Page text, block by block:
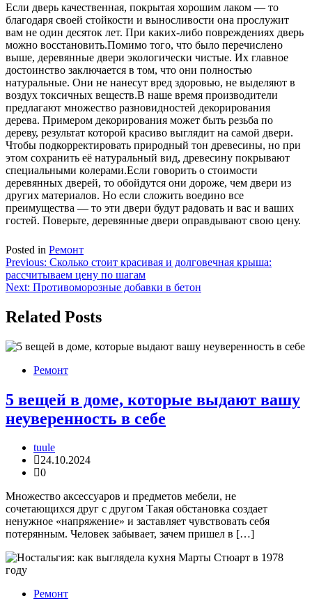
Если дверь качественная, покрытая хорошим лаком — то
благодаря своей стойкости и выносливости она прослужит
вам не один десяток лет. При каких-либо повреждениях дверь
можно восстановить.Помимо того, что было перечислено
выше, деревянные двери экологически чистые. Их главное
достоинство заключается в том, что они полностью
натуральные. Они не нанесут вред здоровью, не выделяют в
воздух токсичных веществ.В наше время производители
предлагают множество разновидностей декорирования
дерева. Примером декорирования может быть резьба по
дереву, результат которой красиво выглядит на самой двери.
Чтобы подкорректировать природный тон древесины, но при
этом сохранить её натуральный вид, древесину покрывают
специальными колерами.Если говорить о стоимости
деревянных дверей, то обойдутся они дороже, чем двери из
других материалов. Но если сложить воедино все
преимущества — то эти двери будут радовать и вас и ваших
гостей. Поверьте, деревянные двери оправдывают свою цену.
Posted in Ремонт
Навигация
по
Previous: Сколько стоит красивая и долговечная крыша:
рассчитываем цену по шагам
Next: Противоморозные добавки в бетон
Related Posts
Ремонт
5 вещей в доме, которые выдают вашу
неуверенность в себе
tuule
24.10.2024
0
Множество аксессуаров и предметов мебели, не
сочетающихся друг с другом Такая обстановка создает
ненужное «напряжение» и заставляет чувствовать себя
потерянным. Человек забывает, зачем пришел в […]
Ремонт